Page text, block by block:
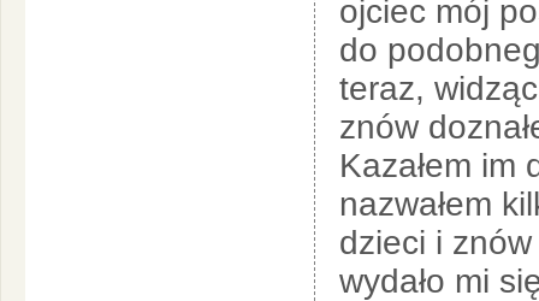
ojciec mój
do
teraz,
znów
Kazałem im
nazwałem
dzieci i znów
wydało mi